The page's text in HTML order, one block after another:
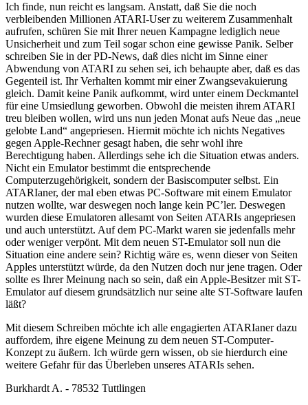
Ich finde, nun reicht es langsam. Anstatt, daß Sie die noch
verbleibenden Millionen ATARI-User zu weiterem Zusammenhalt
aufrufen, schüren Sie mit Ihrer neuen Kampagne lediglich neue
Unsicherheit und zum Teil sogar schon eine gewisse Panik. Selber
schreiben Sie in der PD-News, daß dies nicht im Sinne einer
Abwendung von ATARI zu sehen sei, ich behaupte aber, daß es das
Gegenteil ist. Ihr Verhalten kommt mir einer Zwangsevakuierung
gleich. Damit keine Panik aufkommt, wird unter einem Deckmantel
für eine Umsiedlung geworben. Obwohl die meisten ihrem ATARI
treu bleiben wollen, wird uns nun jeden Monat aufs Neue das „neue
gelobte Land“ angepriesen. Hiermit möchte ich nichts Negatives
gegen Apple-Rechner gesagt haben, die sehr wohl ihre
Berechtigung haben. Allerdings sehe ich die Situation etwas anders.
Nicht ein Emulator bestimmt die entsprechende
Computerzugehörigkeit, sondern der Basiscomputer selbst. Ein
ATARIaner, der mal eben etwas PC-Software mit einem Emulator
nutzen wollte, war deswegen noch lange kein PC’ler. Deswegen
wurden diese Emulatoren allesamt von Seiten ATARIs angepriesen
und auch unterstützt. Auf dem PC-Markt waren sie jedenfalls mehr
oder weniger verpönt. Mit dem neuen ST-Emulator soll nun die
Situation eine andere sein? Richtig wäre es, wenn dieser von Seiten
Apples unterstützt würde, da den Nutzen doch nur jene tragen. Oder
sollte es Ihrer Meinung nach so sein, daß ein Apple-Besitzer mit ST-
Emulator auf diesem grundsätzlich nur seine alte ST-Software laufen
läßt?
Mit diesem Schreiben möchte ich alle engagierten ATARIaner dazu
auffordem, ihre eigene Meinung zu dem neuen ST-Computer-
Konzept zu äußern. Ich würde gern wissen, ob sie hierdurch eine
weitere Gefahr für das Überleben unseres ATARIs sehen.
Burkhardt A. - 78532 Tuttlingen